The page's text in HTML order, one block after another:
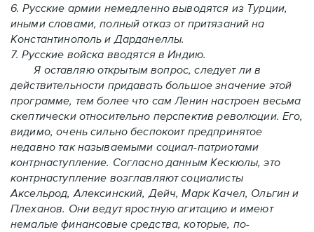
6. Русские армии немедленно выводятся из Турции,
иными словами, полный отказ от притязаний на
Константинополь и Дарданеллы.
7. Русские войска вводятся в Индию.
Я оставляю открытым вопрос, следует ли в
действительности придавать большое значение этой
программе, тем более что сам Ленин настроен весьма
скептически относительно перспектив революции. Его,
видимо, очень сильно беспокоит предпринятое
недавно так называемыми социал-патриотами
контрнаступление. Согласно данным Кескюлы, это
контрнаступление возглавляют социалисты
Аксельрод, Алексинский, Дейч, Марк Качел, Ольгин и
Плеханов. Они ведут яростную агитацию и имеют
немалые финансовые средства, которые, по-